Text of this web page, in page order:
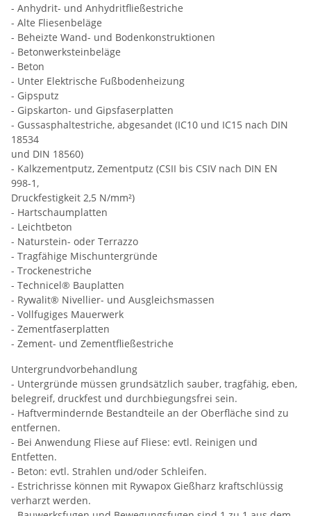
- Anhydrit- und Anhydritfließestriche
- Alte Fliesenbeläge
- Beheizte Wand- und Bodenkonstruktionen
- Betonwerksteinbeläge
- Beton
- Unter Elektrische Fußbodenheizung
- Gipsputz
- Gipskarton- und Gipsfaserplatten
- Gussasphaltestriche, abgesandet (IC10 und IC15 nach DIN
18534
und DIN 18560)
- Kalkzementputz, Zementputz (CSII bis CSIV nach DIN EN
998-1,
Druckfestigkeit 2,5 N/mm²)
- Hartschaumplatten
- Leichtbeton
- Naturstein- oder Terrazzo
- Tragfähige Mischuntergründe
- Trockenestriche
- Technicel® Bauplatten
- Rywalit® Nivellier- und Ausgleichsmassen
- Vollfugiges Mauerwerk
- Zementfaserplatten
- Zement- und Zementfließestriche
Untergrundvorbehandlung
- Untergründe müssen grundsätzlich sauber, tragfähig, eben,
belegreif, druckfest und durchbiegungsfrei sein.
- Haftvermindernde Bestandteile an der Oberfläche sind zu
entfernen.
- Bei Anwendung Fliese auf Fliese: evtl. Reinigen und
Entfetten.
- Beton: evtl. Strahlen und/oder Schleifen.
- Estrichrisse können mit Rywapox Gießharz kraftschlüssig
verharzt werden.